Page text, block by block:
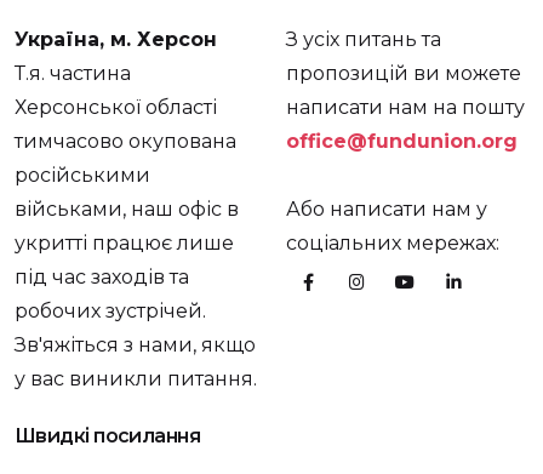
Україна, м. Херсон
Т.я. частина
Херсонської області
тимчасово окупована
російськими
військами, наш офіс в
укритті працює лише
під час заходів та
робочих зустрічей.
Зв'яжіться з нами, якщо
у вас виникли питання.
З усіх питань та
пропозицій ви можете
написати нам на пошту
office@fundunion.org
Або написати нам у
соціальних мережах:
Швидкі посилання